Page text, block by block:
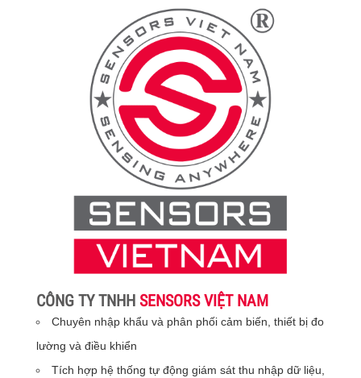
CÔNG TY TNHH SENSORS VIỆT NAM
Chuyên nhập khẩu và phân phối cảm biến, thiết bị đo
lường và điều khiển
Tích hợp hệ thống tự động giám sát thu nhập dữ liệu,